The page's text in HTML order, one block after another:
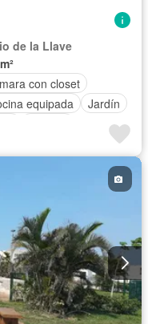
de la Llave
con closet
equipada
Jardín